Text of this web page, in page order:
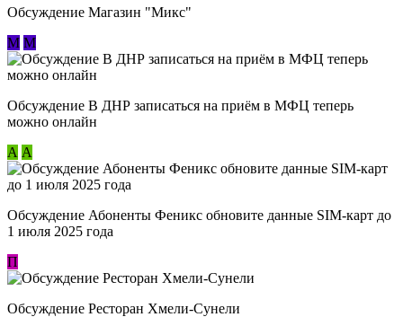
Обсуждение Магазин "Микс"
М М
Обсуждение В ДНР записаться на приём в МФЦ теперь
можно онлайн
А А
Обсуждение Абоненты Феникс обновите данные SIM-карт до
1 июля 2025 года
П
Обсуждение Ресторан Хмели-Сунели